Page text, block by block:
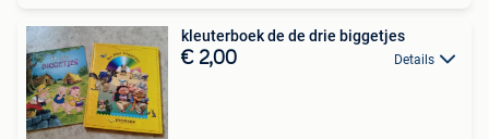
kleuterboek de de drie biggetjes
€ 2,00 Details